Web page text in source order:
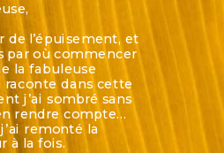
de l’épuisement, et
par où commencer
la fabuleuse
dans cette
j’ai sombré sans
rendre compte…
remonté la
à la fois.